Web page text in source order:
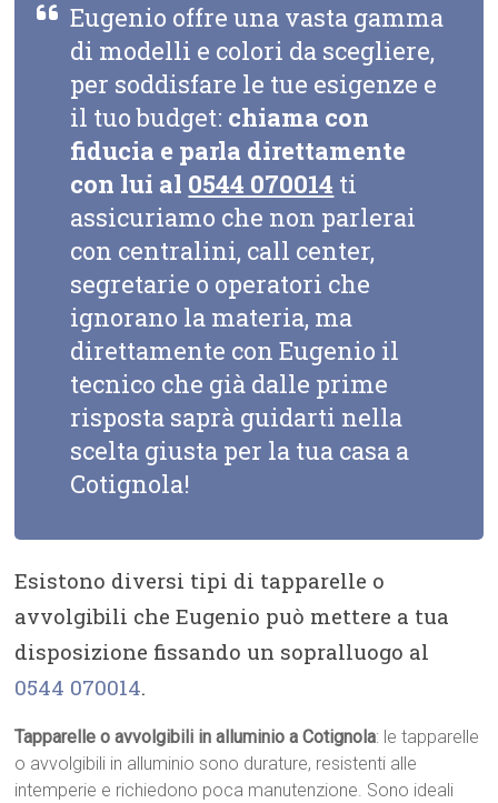
Eugenio offre una vasta gamma
di modelli e colori da scegliere,
per soddisfare le tue esigenze e
il tuo budget: chiama con
fiducia e parla direttamente
con lui al 0544 070014 ti
assicuriamo che non parlerai
con centralini, call center,
segretarie o operatori che
ignorano la materia, ma
direttamente con Eugenio il
tecnico che già dalle prime
risposta saprà guidarti nella
scelta giusta per la tua casa a
Cotignola!
Esistono diversi tipi di tapparelle o
avvolgibili che Eugenio può mettere a tua
disposizione fissando un sopralluogo al
0544 070014.
Tapparelle o avvolgibili in alluminio a Cotignola: le tapparelle
o avvolgibili in alluminio sono durature, resistenti alle
intemperie e richiedono poca manutenzione. Sono ideali